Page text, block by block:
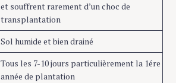
et souffrent rarement d’un choc de
transplantation
Sol humide et bien drainé
Tous les 7-10 jours particulièrement la 1ére
année de plantation